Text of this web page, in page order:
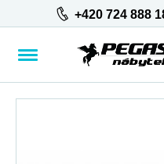
+420 724 888